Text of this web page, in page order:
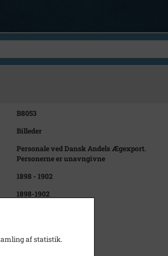
B8053
Billeder
Personale ved Dansk Andels Ægexport.
Personerne er unavngivne
1898 - 1902
1898-1902
af statistik.